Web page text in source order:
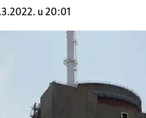
u 20:01